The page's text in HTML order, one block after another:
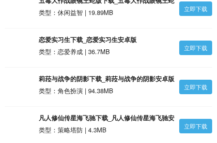
版安卓版
类型：休闲益智 | 19.89MB 立即下载
恋爱实习生下载_恋爱实习生安卓版
类型：恋爱养成 | 36.7MB
立即下载
莉菈与战争的阴影下载_莉菈与战争的阴影安卓版
类型：角色扮演 | 94.38MB
立即下载
凡人修仙传星海飞驰下载_凡人修仙传星海飞驰安
卓版
类型：策略塔防 | 4.3MB 立即下载